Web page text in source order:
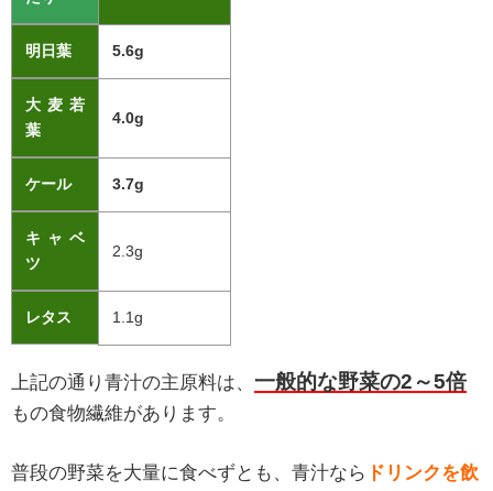
明日葉 5.6g
大麦若
葉
4.0g
ケール 3.7g
キャベ
ツ
2.3g
レタス 1.1g
上記の通り青汁の主原料は、 一般的な野菜の2～5倍
もの食物繊維があります。
普段の野菜を大量に食べずとも、青汁なら ドリンクを飲